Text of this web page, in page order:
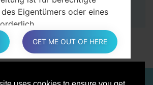
Eigentümers oder eines
hilft der Eigentümer gerne
des für die
geltenden rechtlichen
GET ME OUT OF HERE